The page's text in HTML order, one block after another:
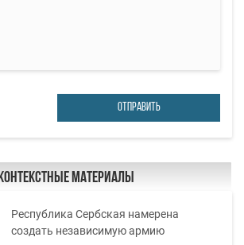
ОТПРАВИТЬ
Контекстные материалы
Республика Сербская намерена
создать независимую армию